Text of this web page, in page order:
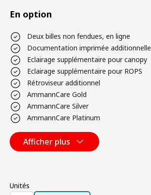
En option
Deux billes non fendues, en ligne
Documentation imprimée additionnelle
Eclairage supplémentaire pour canopy
Eclairage supplémentaire pour ROPS
Rétroviseur additionnel
AmmannCare Gold
AmmannCare Silver
AmmannCare Platinum
Afficher plus
Unités